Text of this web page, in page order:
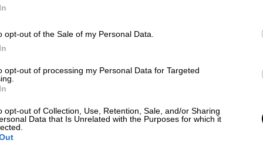
opt-out of the Sale of my Personal Data.
opt-out of processing my Personal Data for Targeted
opt-out of Collection, Use, Retention, Sale, and/or Sharing
Data that Is Unrelated with the Purposes for which it
του αγώνα και τους 35 βαθμούς
νικήσει 1-0 την
πέτυχε το γκολ της νίκης για τους
κάνοντας το 3Χ3.
εξαιρετικά. Με κορυφαίο τον
περνάει μεγάλη κρίση και ετοιμάζεται